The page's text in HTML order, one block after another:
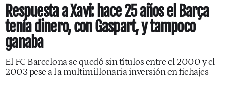
Respuesta a Xavi: hace 25 años el Barça
tenía dinero, con Gaspart, y tampoco
ganaba
El FC Barcelona se quedó sin títulos entre el 2000 y el
2003 pese a la multimillonaria inversión en fichajes